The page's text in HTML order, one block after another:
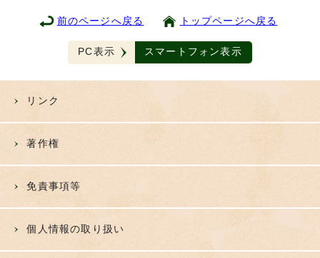
前のページへ戻る トップページへ戻る
PC表示 スマートフォン表示
リンク
著作権
免責事項等
個人情報の取り扱い